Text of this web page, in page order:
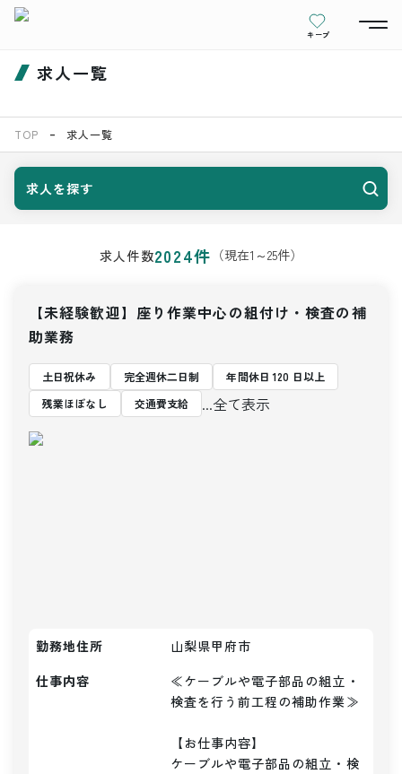
キープ
求人一覧
TOP 求人一覧
求人を探す
求人件数2024件 （現在1 ～25件）
【未経験歓迎】座り作業中心の組付け・検査の補
助業務
土日祝休み 完全週休二日制
年間休日 120 日以上
残業ほぼなし
交通費支給 ...全て表示
勤務地住所
山梨県甲府市
仕事内容
≪ケーブルや電子部品の組立・
検査を行う前工程の補助作業≫
【お仕事内容】
ケーブルや電子部品の組立・検